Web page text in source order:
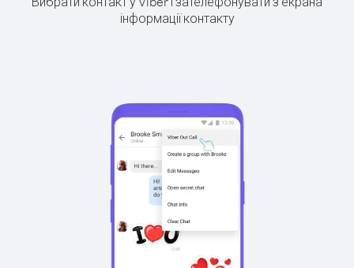
інформації контакту